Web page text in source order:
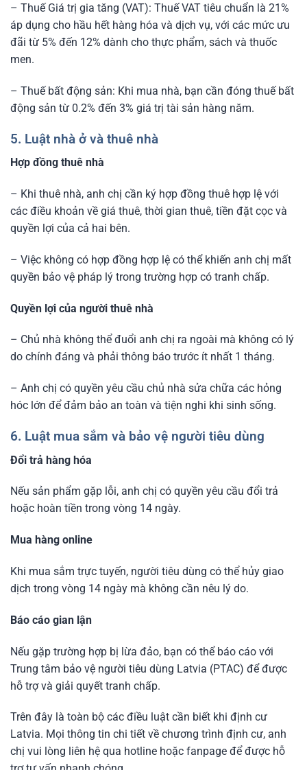
– Thuế Giá trị gia tăng (VAT): Thuế VAT tiêu chuẩn là 21%
áp dụng cho hầu hết hàng hóa và dịch vụ, với các mức ưu
đãi từ 5% đến 12% dành cho thực phẩm, sách và thuốc
men.
– Thuế bất động sản: Khi mua nhà, bạn cần đóng thuế bất
động sản từ 0.2% đến 3% giá trị tài sản hàng năm.
5. Luật nhà ở và thuê nhà
Hợp đồng thuê nhà
– Khi thuê nhà, anh chị cần ký hợp đồng thuê hợp lệ với
các điều khoản về giá thuê, thời gian thuê, tiền đặt cọc và
quyền lợi của cả hai bên.
– Việc không có hợp đồng hợp lệ có thể khiến anh chị mất
quyền bảo vệ pháp lý trong trường hợp có tranh chấp.
Quyền lợi của người thuê nhà
– Chủ nhà không thể đuổi anh chị ra ngoài mà không có lý
do chính đáng và phải thông báo trước ít nhất 1 tháng.
– Anh chị có quyền yêu cầu chủ nhà sửa chữa các hỏng
hóc lớn để đảm bảo an toàn và tiện nghi khi sinh sống.
6. Luật mua sắm và bảo vệ người tiêu dùng
Đổi trả hàng hóa
Nếu sản phẩm gặp lỗi, anh chị có quyền yêu cầu đổi trả
hoặc hoàn tiền trong vòng 14 ngày.
Mua hàng online
Khi mua sắm trực tuyến, người tiêu dùng có thể hủy giao
dịch trong vòng 14 ngày mà không cần nêu lý do.
Báo cáo gian lận
Nếu gặp trường hợp bị lừa đảo, bạn có thể báo cáo với
Trung tâm bảo vệ người tiêu dùng Latvia (PTAC) để được
hỗ trợ và giải quyết tranh chấp.
Trên đây là toàn bộ các điều luật cần biết khi định cư
Latvia. Mọi thông tin chi tiết về chương trình định cư, anh
chị vui lòng liên hệ qua hotline hoặc fanpage để được hỗ